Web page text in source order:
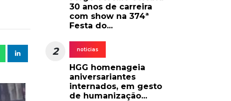
30 anos de carreira
com show na 374ª
Festa do...
2 noticias
HGG homenageia
aniversariantes
internados, em gesto
de humanização...